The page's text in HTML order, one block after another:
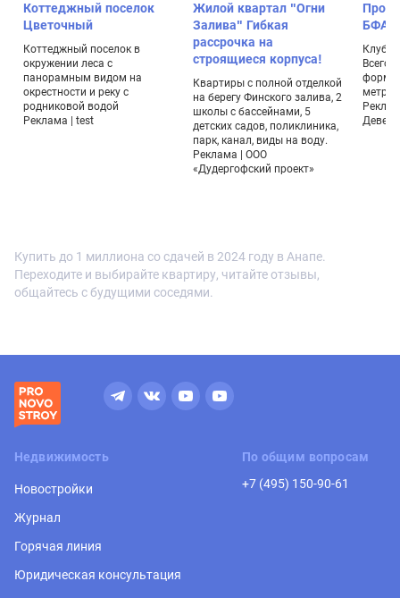
Коттеджный поселок
Цветочный
Коттеджный поселок в
окружении леса с
панорамным видом на
окрестности и реку с
родниковой водой
Реклама | test
Жилой квартал "Огни
Залива" Гибкая
рассрочка на
строящиеся корпуса!
Квартиры с полной отделкой
на берегу Финского залива, 2
школы с бассейнами, 5
детских садов, поликлиника,
парк, канал, виды на воду.
Реклама | ООО
«Дудергофский проект»
БФА-
Всего
Купить до 1 миллиона со сдачей в 2024 году в Анапе.
Переходите и выбирайте квартиру, читайте отзывы,
общайтесь с будущими соседями.
Недвижимость
Новостройки
Журнал
Горячая линия
Юридическая консультация
По общим вопросам
+7 (495) 150-90-61